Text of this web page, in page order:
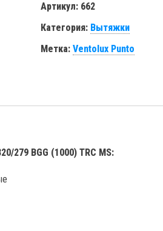
Артикул: 662
Категория: Вытяжки
Метка: Ventolux Punto
279 BGG (1000) TRC MS: